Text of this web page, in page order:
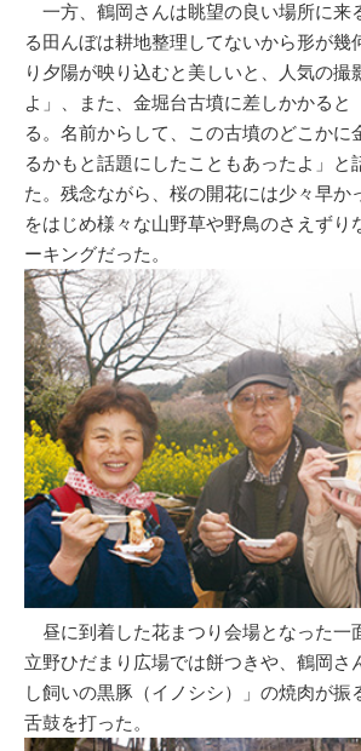
一方、鶴岡さんは眺望の良い場所に来
る田んぼは耕地整理してないから形が幾
り夕陽が映り込むと美しいと、人気の撮
よ」、また、金堀台古墳に差しかかると
る。名前からして、この古墳のどこかに
るかもと話題にしたこともあったよ」と
た。残念ながら、桜の開花には少々早か
をはじめ様々な山野草や野鳥のさえずり
ーキングだった。
昼に到着した花まつり会場となった一
立野ひだまり広場では餅つきや、鶴岡さ
し飼いの黒豚（イノシシ）」の焼肉が振
舌鼓を打った。